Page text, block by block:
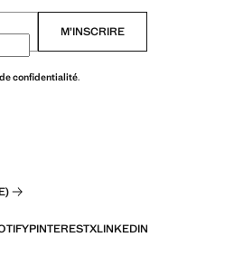
M’INSCRIRE
confidentialité.
PINTERESTXLINKEDIN